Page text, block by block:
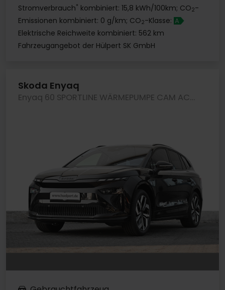
Stromverbrauch* kombiniert: 15,8 kWh/100km; CO2-
Emissionen kombiniert: 0 g/km; CO2-Klasse: A
Elektrische Reichweite kombiniert: 562 km
Fahrzeugangebot der Hülpert SK GmbH
Skoda Enyaq
Enyaq 60 SPORTLINE WÄRMEPUMPE CAM ACC LM20 NAVI